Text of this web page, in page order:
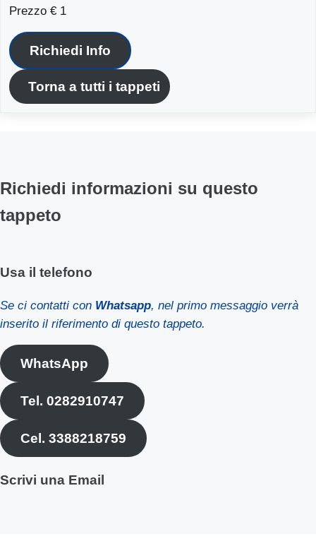
Prezzo € 1
Richiedi Info
Torna a tutti i tappeti
Richiedi informazioni su questo
tappeto
Usa il telefono
Se ci contatti con Whatsapp, nel primo messaggio verrà
inserito il riferimento di questo tappeto.
WhatsApp
Tel. 0282910747
Cel. 3388218759
Scrivi una Email